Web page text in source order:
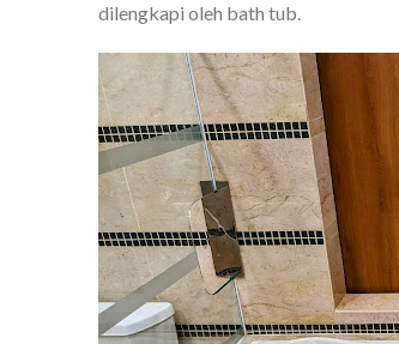
dilengkapi oleh bath tub.